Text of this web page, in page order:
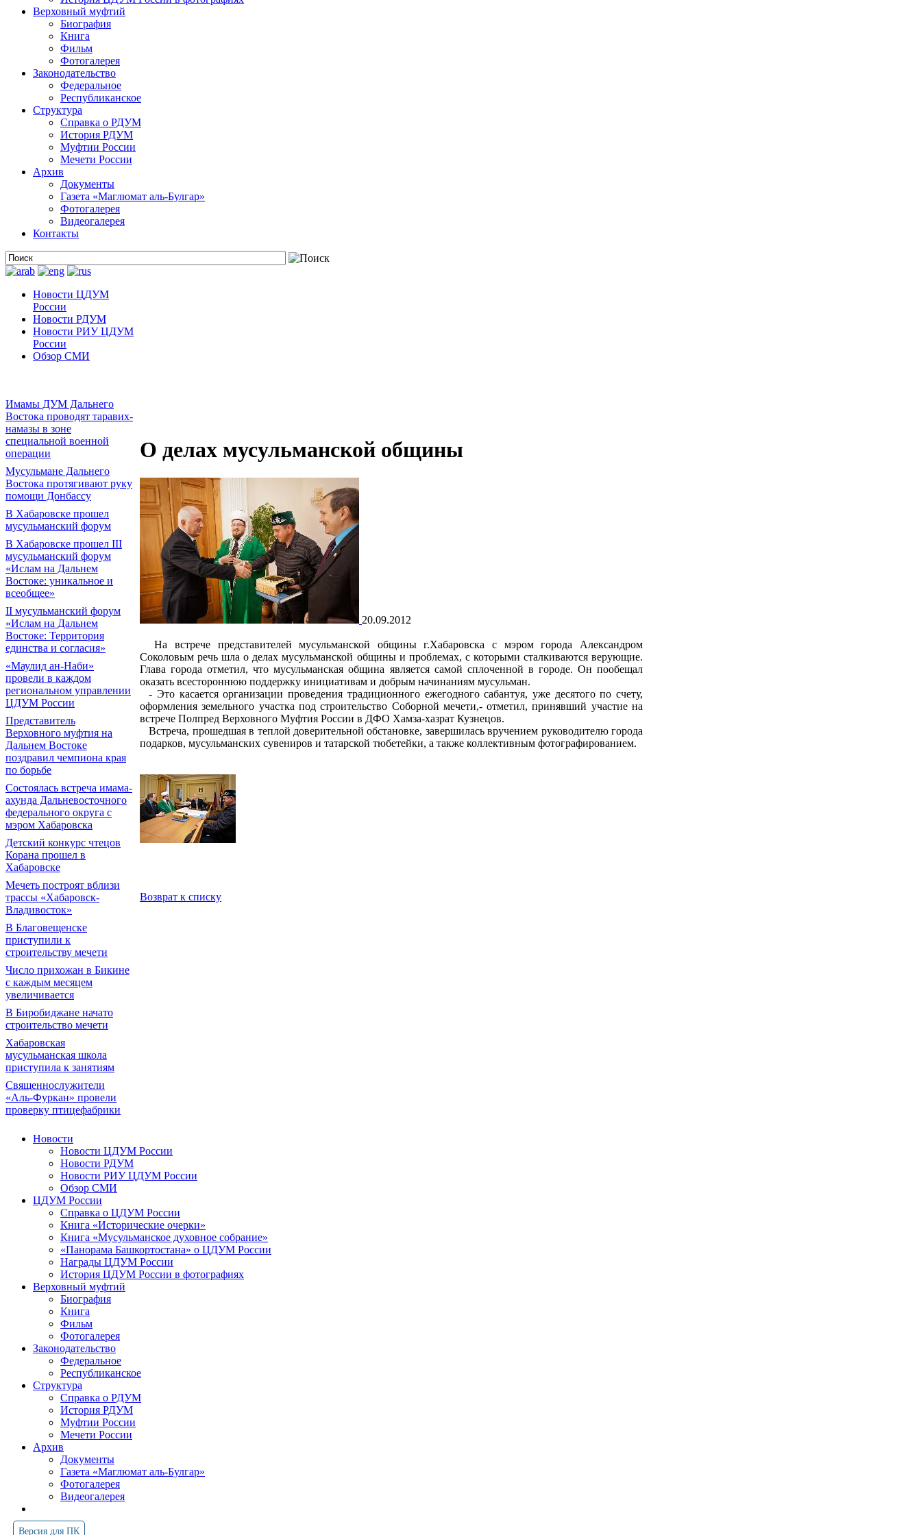
Верховный муфтий
Биография
Книга
Фильм
Фотогалерея
Законодательство
Федеральное
Республиканское
Структура
Справка о РДУМ
История РДУМ
Муфтии России
Мечети России
Архив
Документы
Газета «Маглюмат аль-Булгар»
Фотогалерея
Видеогалерея
Контакты
Новости ЦДУМ
России
Новости РДУМ
Новости РИУ ЦДУМ
России
Обзор СМИ
Имамы ДУМ Дальнего
Востока проводят таравих-
намазы в зоне
специальной военной
операции
Мусульмане Дальнего
Востока протягивают руку
помощи Донбассу
В Хабаровске прошел
мусульманский форум
В Хабаровске прошел III
мусульманский форум
«Ислам на Дальнем
Востоке: уникальное и
всеобщее»
II мусульманский форум
«Ислам на Дальнем
Востоке: Территория
единства и согласия»
«Маулид ан-Наби»
провели в каждом
региональном управлении
ЦДУМ России
Представитель
Верховного муфтия на
Дальнем Востоке
поздравил чемпиона края
по борьбе
Состоялась встреча имама-
ахунда Дальневосточного
федерального округа с
мэром Хабаровска
Детский конкурс чтецов
Корана прошел в
Хабаровске
Мечеть построят вблизи
трассы «Хабаровск-
Владивосток»
В Благовещенске
приступили к
строительству мечети
Число прихожан в Бикине
с каждым месяцем
увеличивается
В Биробиджане начато
строительство мечети
Хабаровская
мусульманская школа
приступила к занятиям
Священнослужители
«Аль-Фуркан» провели
проверку птицефабрики
О делах мусульманской общины
20.09.2012
На встрече представителей мусульманской общины г.Хабаровска с мэром города Александром
Соколовым речь шла о делах мусульманской общины и проблемах, с которыми сталкиваются верующие.
Глава города отметил, что мусульманская община является самой сплоченной в городе. Он пообещал
оказать всестороннюю поддержку инициативам и добрым начинаниям мусульман.
- Это касается организации проведения традиционного ежегодного сабантуя, уже десятого по счету,
оформления земельного участка под строительство Соборной мечети,- отметил, принявший участие на
встрече Полпред Верховного Муфтия России в ДФО Хамза-хазрат Кузнецов.
Встреча, прошедшая в теплой доверительной обстановке, завершилась вручением руководителю города
подарков, мусульманских сувениров и татарской тюбетейки, а также коллективным фотографированием.
Возврат к списку
Новости
Новости ЦДУМ России
Новости РДУМ
Новости РИУ ЦДУМ России
Обзор СМИ
ЦДУМ России
Справка о ЦДУМ России
Книга «Исторические очерки»
Книга «Мусульманское духовное собрание»
«Панорама Башкортостана» о ЦДУМ России
Награды ЦДУМ России
История ЦДУМ России в фотографиях
Верховный муфтий
Биография
Книга
Фильм
Фотогалерея
Законодательство
Федеральное
Республиканское
Структура
Справка о РДУМ
История РДУМ
Муфтии России
Мечети России
Архив
Документы
Газета «Маглюмат аль-Булгар»
Фотогалерея
Видеогалерея
Версия для ПК